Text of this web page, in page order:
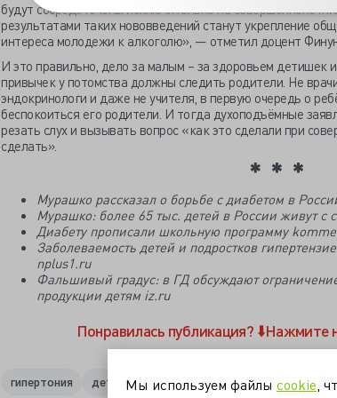
будут сосредоточены исключительно на
результатами таких нововведений станут укрепление
интереса молодежи к алкоголю», — отметил доцент
И это правильно, дело за малым – за здоровьем детишек
привычек у потомства должны следить родители. Не
эндокринологи и даже не учителя, в первую очередь о
беспокоиться его родители. И тогда духоподъёмные
резать слух и вызывать вопрос «как это сделали при
сделать».
Мурашко рассказал о борьбе с диабетом в
Мурашко: более 65 тыс. детей в России живут
Диабету прописали школьную программу
Заболеваемость детей и подростков
nplus1.ru
Фальшивый градус: в ГД обсуждают
продукции детям iz.ru
Понравилась публикация? ⬇️Нажмите
гипертония детское ожирение министр мурашко
Мы используем файлы cookie ,